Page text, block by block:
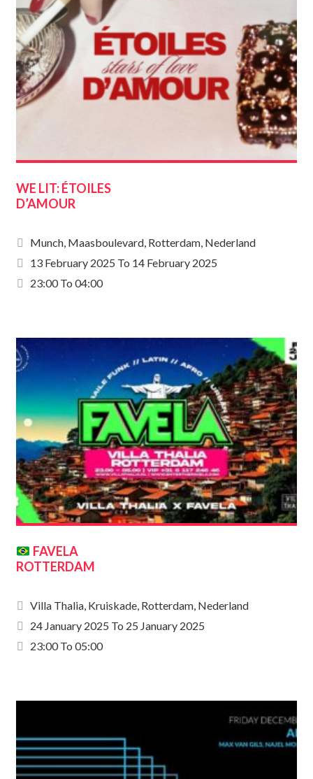
WE LIT: ÉTOILES
D’AMOUR
Munch, Maasboulevard, Rotterdam, Nederland
13 February 2025 To 14 February 2025
23:00 To 04:00
FAVELA
ROTTERDAM
Villa Thalia, Kruiskade, Rotterdam, Nederland
24 January 2025 To 25 January 2025
23:00 To 05:00